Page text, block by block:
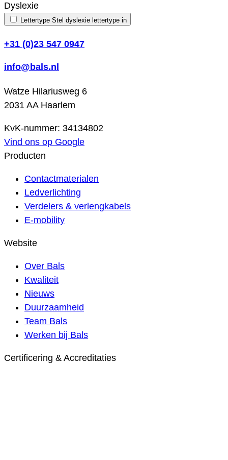
Dyslexie
Lettertype Stel dyslexie lettertype in
+31 (0)23 547 0947
info@bals.nl
Watze Hilariusweg 6
2031 AA Haarlem
KvK-nummer: 34134802
Vind ons op Google
Producten
Contactmaterialen
Ledverlichting
Verdelers & verlengkabels
E-mobility
Website
Over Bals
Kwaliteit
Nieuws
Duurzaamheid
Team Bals
Werken bij Bals
Certificering & Accreditaties